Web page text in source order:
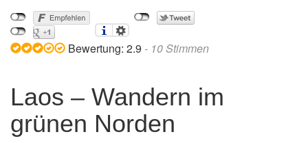
Bewertung: 2.9 - 10Stimmen
Laos – Wandern im
grünen Norden